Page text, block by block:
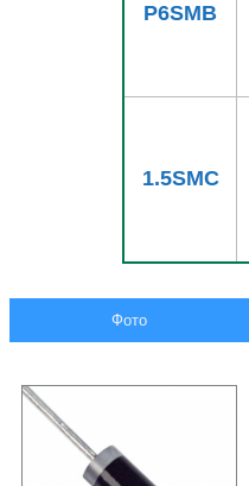
P6SMB
1.5SMC
Фото